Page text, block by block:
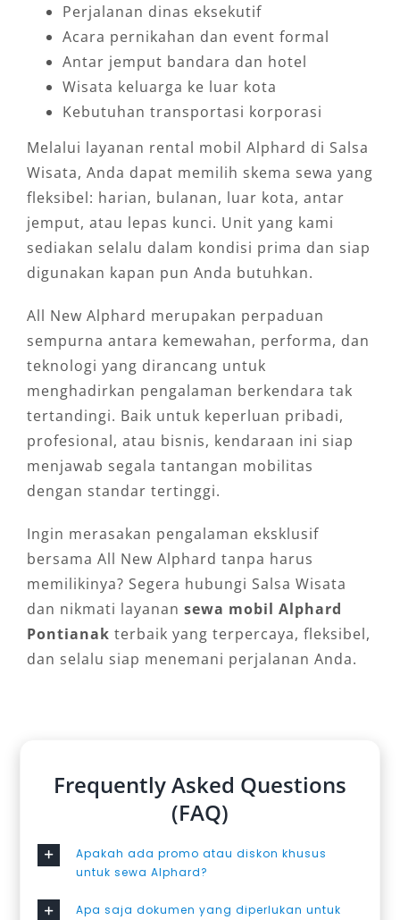
Perjalanan dinas eksekutif
Acara pernikahan dan event formal
Antar jemput bandara dan hotel
Wisata keluarga ke luar kota
Kebutuhan transportasi korporasi
Melalui layanan rental mobil Alphard di Salsa
Wisata, Anda dapat memilih skema sewa yang
fleksibel: harian, bulanan, luar kota, antar
jemput, atau lepas kunci. Unit yang kami
sediakan selalu dalam kondisi prima dan siap
digunakan kapan pun Anda butuhkan.
All New Alphard merupakan perpaduan
sempurna antara kemewahan, performa, dan
teknologi yang dirancang untuk
menghadirkan pengalaman berkendara tak
tertandingi. Baik untuk keperluan pribadi,
profesional, atau bisnis, kendaraan ini siap
menjawab segala tantangan mobilitas
dengan standar tertinggi.
Ingin merasakan pengalaman eksklusif
bersama All New Alphard tanpa harus
memilikinya? Segera hubungi Salsa Wisata
dan nikmati layanan sewa mobil Alphard
Pontianak terbaik yang terpercaya, fleksibel,
dan selalu siap menemani perjalanan Anda.
Frequently Asked Questions
(FAQ)
Apakah ada promo atau diskon khusus
untuk sewa Alphard?
Apa saja dokumen yang diperlukan untuk